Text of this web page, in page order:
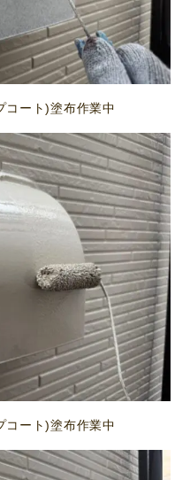
コート)塗布作業中
コート)塗布作業中